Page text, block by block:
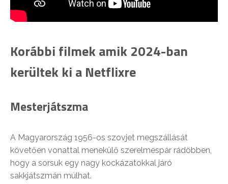
Korábbi filmek amik 2024-ban
kerültek ki a Netflixre
Mesterjátszma
A Magyarország 1956-os szovjet megszállását
követően vonattal menekülő szerelmespár rádöbben,
hogy a sorsuk egy nagy kockázatokkal járó
sakkjátszmán múlhat.